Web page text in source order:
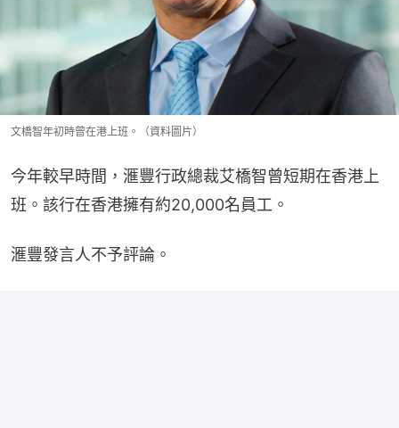
文橋智年初時曾在港上班。（資料圖片）
今年較早時間，滙豐行政總裁艾橋智曾短期在香港上
班。該行在香港擁有約20,000名員工。
滙豐發言人不予評論。